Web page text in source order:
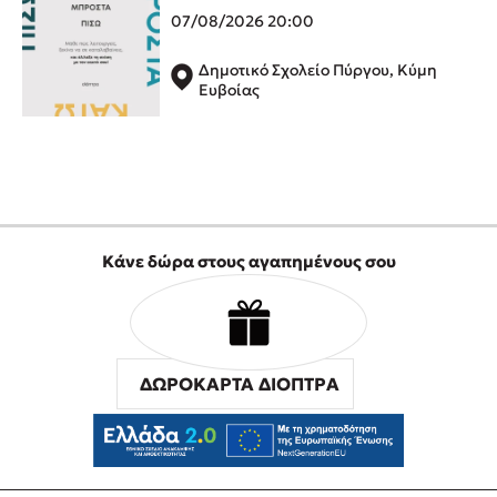
Η Δανάη Δεληγεώργη στον Πύργο Κύμης
Ο Κώστας Κρομμύδας στο Παλαιοχώρι Καλαμπάκας
Ο Κώστας Κρομμύδας και η Μαρίνα Γιώτη στη Νικήτη
Χαλκιδικής
07/08/2026 20:00
Δημοτικό Σχολείο Πύργου, Κύμη
Ευβοίας
Κάνε δώρα στους αγαπημένους σου
ΔΩΡΟΚΑΡΤΑ ΔΙΟΠΤΡΑ